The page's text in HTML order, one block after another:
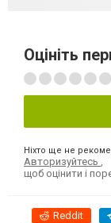
Оцініть
Ніхто ще не
Авторизуйтесь
щоб оцінити і
Reddit